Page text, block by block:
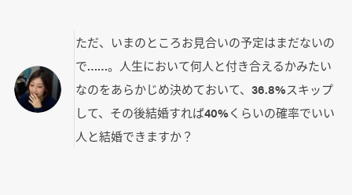
ただ、いまのところお見合いの予定はまだないの
で……。人生において何人と付き合えるかみたい
なのをあらかじめ決めておいて、36.8%スキップ
して、その後結婚すれば40%くらいの確率でいい
人と結婚できますか？